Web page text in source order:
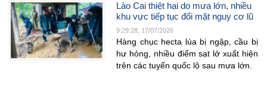
Lào Cai thiệt hại do mưa lớn, nhiều
khu vực tiếp tục đối mặt nguy cơ lũ
9:29:28, 17/07/2026
Hàng chục hecta lúa bị ngập, cầu bị
hư hỏng, nhiều điểm sạt lở xuất hiện
trên các tuyến quốc lộ sau mưa lớn.